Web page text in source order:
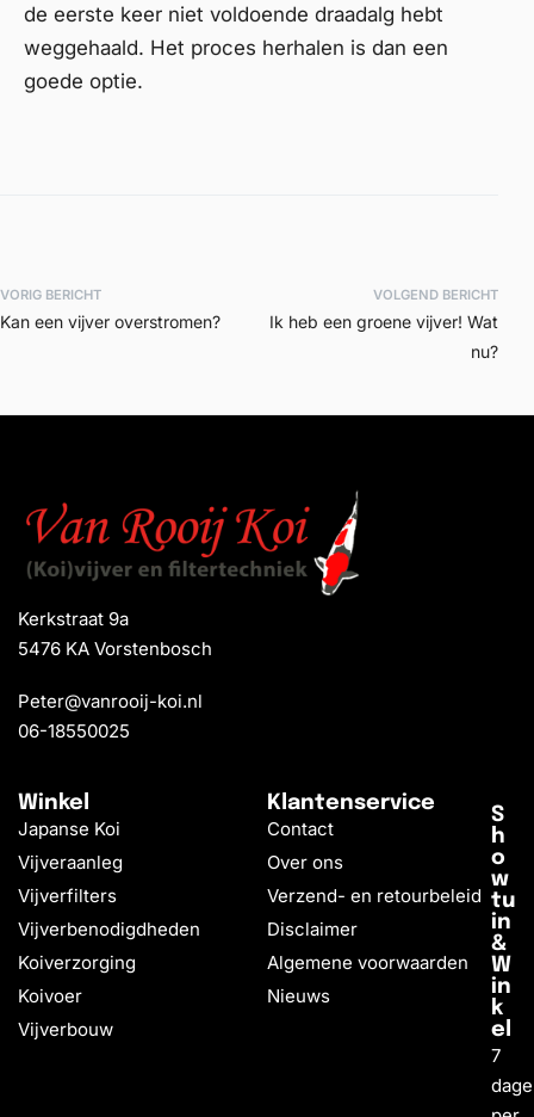
de eerste keer niet voldoende draadalg hebt
weggehaald. Het proces herhalen is dan een
goede optie.
VORIG BERICHT
Kan een vijver overstromen?
VOLGEND BERICHT
Ik heb een groene vijver! Wat
nu?
Kerkstraat 9a
5476 KA Vorstenbosch
Peter@vanrooij-koi.nl
06-18550025
Winkel
Japanse Koi
Vijveraanleg
Vijverfilters
Vijverbenodigdheden
Koiverzorging
Koivoer
Vijverbouw
Klantenservice
Contact
Over ons
Verzend- en retourbeleid
Disclaimer
Algemene voorwaarden
Nieuws
S
h
o
w
tu
in
&
W
in
k
el
7